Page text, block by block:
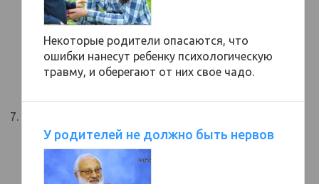
Некоторые родители опасаются, что
ошибки нанесут ребенку психологическую
травму, и оберегают от них свое чадо.
У родителей не должно быть нервов